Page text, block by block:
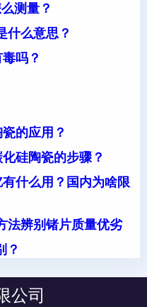
测量？
什么意思？
吗？
的应用？
硅陶瓷的步骤？
什么用？国内为啥限
法辨别锗片质量优劣
？
公司